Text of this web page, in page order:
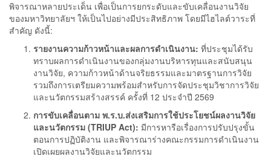
พิจารณาหลายประเด็น เพื่อเป็นการยกระดับและขับเคลื่อนงานวิจัย
ของมหาวิทยาลัยฯ ให้เป็นไปอย่างมีประสิทธิภาพ โดยมีไฮไลต์วาระที่
สำคัญ ดังนี้:
รายงานความก้าวหน้าและผลการดำเนินงาน: ที่ประชุมได้รับ
ทราบผลการดำเนินงานของกลุ่มงานบริหารทุนและสนับสนุน
งานวิจัย, ความก้าวหน้าด้านจริยธรรมและมาตรฐานการวิจัย
รวมถึงการเตรียมความพร้อมสำหรับการจัดประชุมวิชาการวิจัย
และนวัตกรรมสร้างสรรค์ ครั้งที่ 12 ประจำปี 2569
การขับเคลื่อนตาม พ.ร.บ.ส่งเสริมการใช้ประโยชน์ผลงานวิจัย
และนวัตกรรม (TRIUP Act): มีการหารือเรื่องการปรับปรุงขั้น
ตอนการปฏิบัติงาน และพิจารณาร่างคณะกรรมการดำเนินงาน
เปิดเผยผลงานวิจัยและนวัตกรรม